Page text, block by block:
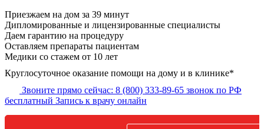
Приезжаем на дом за 39 минут
Дипломированные и лицензированные специалисты
Даем гарантию на процедуру
Оставляем препараты пациентам
Медики со стажем от 10 лет
Круглосуточное оказание помощи на дому и в клинике*
Звоните прямо сейчас: 8 (800) 333-89-65 звонок по РФ
бесплатный Запись к врачу онлайн